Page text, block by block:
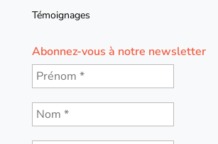
Témoignages
Abonnez-vous à notre newsletter